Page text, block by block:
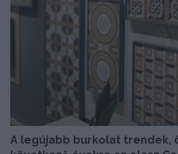
A legújabb burkolat trendek,